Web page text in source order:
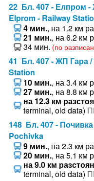
22 Бл. 407 - Елпром -
Elprom - Railway
4 мин., на 1.2 км
21 мин., на 6.2 км
34 мин. (по
41 Бл. 407 - ЖП Гара /
Station
10 мин., на 3.4 км
27 мин., на 8.8 км
на 12.3 км
terminal, old data)
148 Бл. 407 -
Pochivka
9 мин., на 2.3 км
20 мин., на 5.1 км
на 9.0 км
terminal, old data)